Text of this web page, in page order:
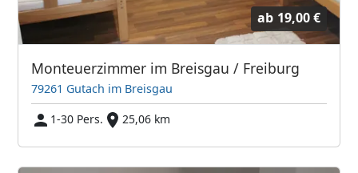
ab 19,00 €
Monteuerzimmer im Breisgau / Freiburg
79261 Gutach im Breisgau
1-30 Pers.
25,06 km